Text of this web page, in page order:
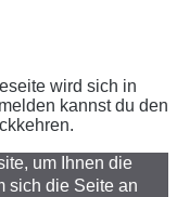
wird sich in
kannst du den
um Ihnen die
sich die Seite an